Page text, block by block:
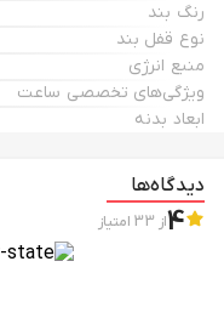
رنگ بند
نوع قفل بند
منبع انرژی
ویژگی‌های تخصصی ساعت
ابعاد بدنه
دیدگاه‌ها
4از 33امتیاز